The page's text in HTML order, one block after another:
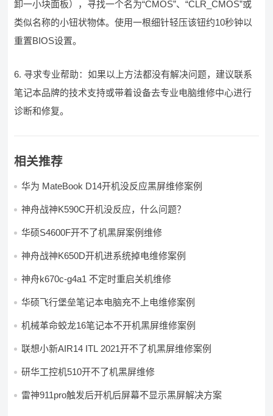
卸一小块面板），寻找一个名为“CMOS”、“CLR_CMOS”或
类似名称的小钮状物体。使用一根细针轻压该钮约10秒钟以
重置BIOS设置。
6. 寻求专业帮助：如果以上方法都没有解决问题，建议联系
笔记本品牌的技术支持或带着设备去专业电脑维修中心进行
诊断和修复。
相关推荐
华为 MateBook D14开机没反应黑屏维修案例
神舟战神K590C开机没反应，什么问题？
华硕S4600F开不了机黑屏案例维修
神舟战神K650D开机进系统掉电维修案例
神舟k670c-g4a1 不定时重启关机维修
华硕飞行堡垒笔记本电脑充不上电维修案例
机械革命蛟龙16笔记本不开机黑屏维修案例
联想小新AIR14 ITL 2021开不了机黑屏维修案例
研华工控机510开不了机黑屏维修
雷神911pro触发后开机后屏幕不显示黑屏解决方案